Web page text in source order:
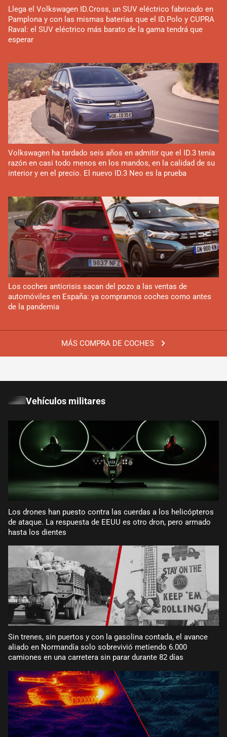
MÁS COMPRA DE COCHES
Llega el Volkswagen ID.Cross, un SUV eléctrico fabricado en
Pamplona y con las mismas baterías que el ID.Polo y CUPRA
Raval: el SUV eléctrico más barato de la gama tendrá que
esperar
Volkswagen ha tardado seis años en admitir que el ID.3 tenía
razón en casi todo menos en los mandos, en la calidad de su
interior y en el precio. El nuevo ID.3 Neo es la prueba
Los coches anticrisis sacan del pozo a las ventas de
automóviles en España: ya compramos coches como antes
de la pandemia
Vehículos militares
Los drones han puesto contra las cuerdas a los helicópteros
de ataque. La respuesta de EEUU es otro dron, pero armado
hasta los dientes
Sin trenes, sin puertos y con la gasolina contada, el avance
aliado en Normandía solo sobrevivió metiendo 6.000
camiones en una carretera sin parar durante 82 días